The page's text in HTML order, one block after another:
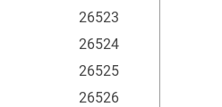
26523
26524
26525
26526